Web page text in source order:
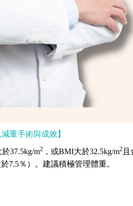
重手術與成效】
37.5kg/m2 ，或BMI大於32.5kg/m2
7.5％）。建議積極管理體重。